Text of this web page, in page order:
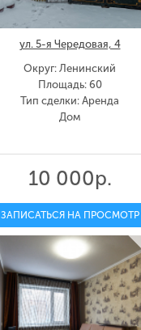
ул. 5-я Чередовая, 4
Округ: Ленинский
Площадь: 60
Тип сделки: Аренда
Дом
10 000р.
ЗАПИСАТЬСЯ НА ПРОСМОТР